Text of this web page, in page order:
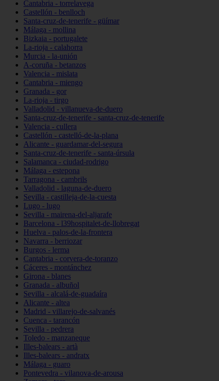
Cantabria - torrelavega
Castellón - benlloch
Santa-cruz-de-tenerife - güímar
Málaga - mollina
Bizkaia - portugalete
La-rioja - calahorra
Murcia - la-unión
A-coruña - betanzos
Valencia - mislata
Cantabria - miengo
Granada - gor
La-rioja - tirgo
Valladolid - villanueva-de-duero
Santa-cruz-de-tenerife - santa-cruz-de-tenerife
Valencia - cullera
Castellón - castelló-de-la-plana
Alicante - guardamar-del-segura
Santa-cruz-de-tenerife - santa-úrsula
Salamanca - ciudad-rodrigo
Málaga - estepona
Tarragona - cambrils
Valladolid - laguna-de-duero
Sevilla - castilleja-de-la-cuesta
Lugo - lugo
Sevilla - mairena-del-aljarafe
Barcelona - l39hospitalet-de-llobregat
Huelva - palos-de-la-frontera
Navarra - berriozar
Burgos - lerma
Cantabria - corvera-de-toranzo
Cáceres - montánchez
Girona - blanes
Granada - albuñol
Sevilla - alcalá-de-guadaíra
Alicante - altea
Madrid - villarejo-de-salvanés
Cuenca - tarancón
Sevilla - pedrera
Toledo - manzaneque
Illes-balears - artà
Illes-balears - andratx
Málaga - guaro
Pontevedra - vilanova-de-arousa